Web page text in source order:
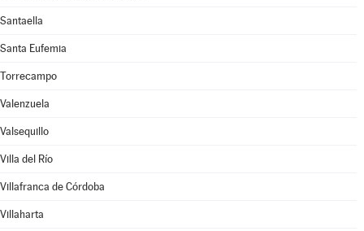
Santaella
Santa Eufemia
Torrecampo
Valenzuela
Valsequillo
Villa del Río
Villafranca de Córdoba
Villaharta